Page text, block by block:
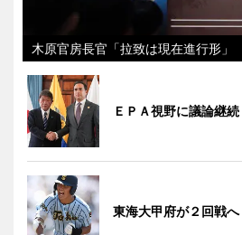
木原官房長官「拉致は現在進行形」
ＥＰＡ視野に議論継続
東海大甲府が２回戦